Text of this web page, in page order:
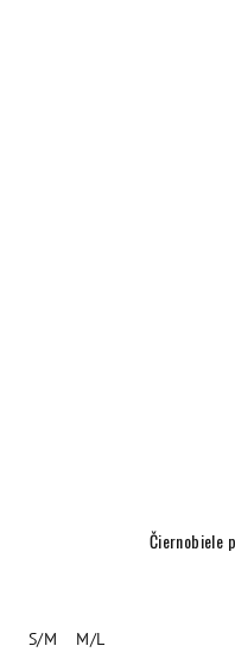
Čiernobiele
S/M M/L